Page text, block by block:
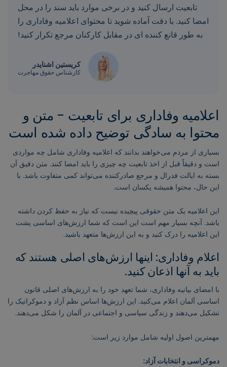
تابعیت ارسال کنید و در برخی موارد باید سند را در محل
امضا کنید. با دقت آماده شوید تا محتوای اعلامیه وفاداری را
به طور قانع کننده ای در مقابل کارکنان مرجع تکرار کنید!
کریستین اشنایدر
کارشناس حقوق مهاجرت
اعلامیه وفاداری برای تابعیت - متن و
محتوا به سادگی توضیح داده شده است
بسیاری از مردم می‌خواهند بدانند که اعلامیه وفاداری شامل چه مواردی
است و دقیقاً قبل از اخذ تابعیت چه چیزی را باید امضا کنند. متن دقیق آن
بسته به ایالت فدرال و مرجع صادرکننده می‌تواند کمی متفاوت باشد. با
این حال، محتوا همیشه یکسان است.
این اعلامیه یک متن حقوقی پیچیده نیست که نیاز به حفظ کردن داشته
باشد. آنچه بسیار مهم است این است که شما ارزش‌های اساسی پشت
این اعلامیه را درک کنید و به این ارزش‌ها متعهد باشید.
اعلام وفاداری: اینها ارزش‌های اصلی هستند که
باید به آنها اذعان کنید.
با امضای بیانیه وفاداری، شما تعهد خود را به ارزش‌های اصلی قانون
اساسی آلمان اعلام می‌کنید. این ارزش‌ها اساس نظم آزاد و دموکراتیک را
تشکیل می‌دهند و زندگی سیاسی و اجتماعی در آلمان را شکل می‌دهند.
مهمترین اصول اولیه شامل موارد زیر است:
دموکراسی و انتخابات آزاد: